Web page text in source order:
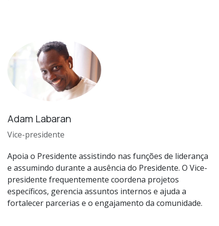
Adam Labaran
Vice-presidente
Apoia o Presidente assistindo nas funções de liderança
e assumindo durante a ausência do Presidente. O Vice-
presidente frequentemente coordena projetos
específicos, gerencia assuntos internos e ajuda a
fortalecer parcerias e o engajamento da comunidade.